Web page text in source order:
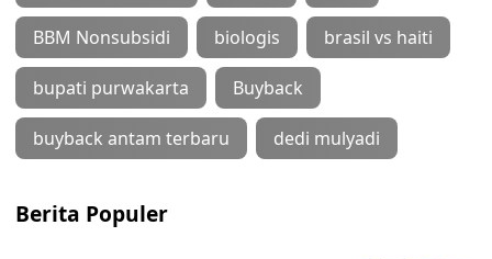
BBM Nonsubsidi biologis brasil vs haiti
bupati purwakarta Buyback
buyback antam terbaru dedi mulyadi
Berita Populer